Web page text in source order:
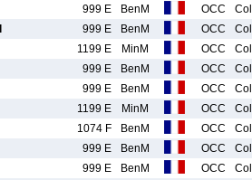
999 E BenM OCC
999 E BenM OCC
1199 E MinM OCC
999 E BenM OCC
999 E BenM OCC
1199 E MinM OCC
1074 F BenM OCC
999 E BenM OCC
999 E BenM OCC